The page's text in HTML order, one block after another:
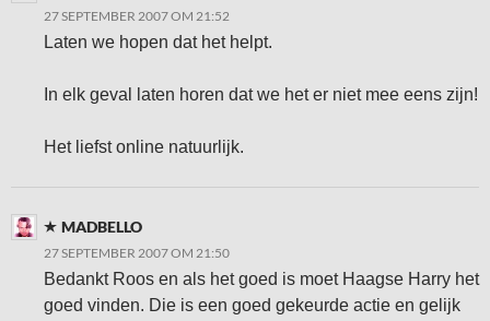
27 SEPTEMBER 2007 OM 21:52
Laten we hopen dat het helpt.
In elk geval laten horen dat we het er niet mee eens zijn!
Het liefst online natuurlijk.
MADBELLO
27 SEPTEMBER 2007 OM 21:50
Bedankt Roos en als het goed is moet Haagse Harry het
goed vinden. Die is een goed gekeurde actie en gelijk